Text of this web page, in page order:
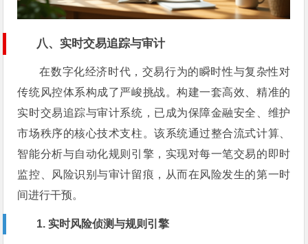
八、实时交易追踪与审计
在数字化经济时代，交易行为的瞬时性与复杂性对
传统风控体系构成了严峻挑战。构建一套高效、精准的
实时交易追踪与审计系统，已成为保障金融安全、维护
市场秩序的核心技术支柱。该系统通过整合流式计算、
智能分析与自动化规则引擎，实现对每一笔交易的即时
监控、风险识别与审计留痕，从而在风险发生的第一时
间进行干预。
1. 实时风险侦测与规则引擎